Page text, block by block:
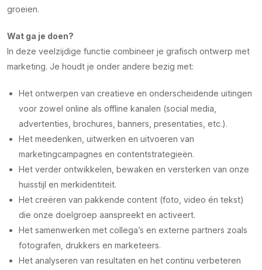
groeien.
Wat ga je doen?
In deze veelzijdige functie combineer je grafisch ontwerp met
marketing. Je houdt je onder andere bezig met:
Het ontwerpen van creatieve en onderscheidende uitingen
voor zowel online als offline kanalen (social media,
advertenties, brochures, banners, presentaties, etc.).
Het meedenken, uitwerken en uitvoeren van
marketingcampagnes en contentstrategieën.
Het verder ontwikkelen, bewaken en versterken van onze
huisstijl en merkidentiteit.
Het creëren van pakkende content (foto, video én tekst)
die onze doelgroep aanspreekt en activeert.
Het samenwerken met collega’s en externe partners zoals
fotografen, drukkers en marketeers.
Het analyseren van resultaten en het continu verbeteren